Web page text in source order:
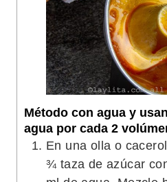
Método con agua y
agua por cada 2
En una olla o
¾ taza de azúcar